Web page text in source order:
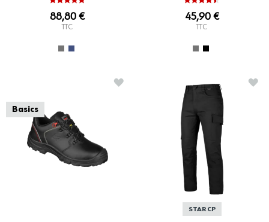
88,80 €
TTC
45,90 €
TTC
Basics
AJOUTER À LA LISTE D'ACHATS
STAR CP